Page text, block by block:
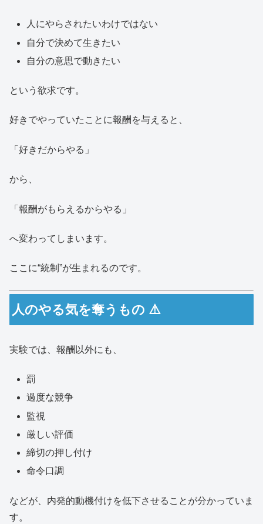
人にやらされたいわけではない
自分で決めて生きたい
自分の意思で動きたい
という欲求です。
好きでやっていたことに報酬を与えると、
「好きだからやる」
から、
「報酬がもらえるからやる」
へ変わってしまいます。
ここに“統制”が生まれるのです。
人のやる気を奪うもの ⚠️
実験では、報酬以外にも、
罰
過度な競争
監視
厳しい評価
締切の押し付け
命令口調
などが、内発的動機付けを低下させることが分かっていま
す。